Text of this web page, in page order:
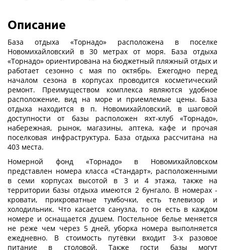
Описание
База отдыха «Торнадо» расположена в поселке
Новомихайловский в 30 метрах от моря. База отдыха
«Торнадо» ориентирована на бюджетный пляжный отдых и
работает сезонно с мая по октябрь. Ежегодно перед
началом сезона в корпусах проводится косметический
ремонт. Преимуществом комплекса являются удобное
расположение, вид на море и приемлемые цены. База
отдыха находится в п. Новомихайловский, в шаговой
доступности от базы расположен яхт-клуб «Торнадо»,
набережная, рынок, магазины, аптека, кафе и прочая
поселковая инфраструктура. База отдыха рассчитана на
403 места.
Номерной фонд «Торнадо» в Новомихайловском
представлен номера класса «Стандарт», расположенными
в семи корпусах высотой в 3 и 4 этажа, также на
территории базы отдыха имеются 2 бунгало. В номерах -
кровати, прикроватные тумбочки, есть телевизор и
холодильник. Что касается санузла, то он есть в каждом
номере и оснащается душем. Постельное белье меняется
не реже чем через 5 дней, уборка номера выполняется
ежедневно. В стоимость путёвки входит 3-х разовое
питание в столовой. Также гости базы могут